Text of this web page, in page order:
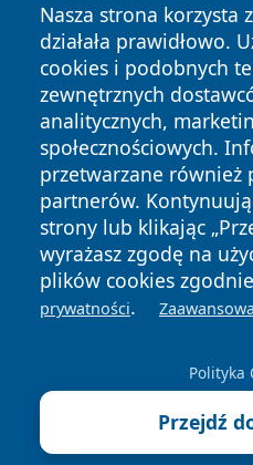
Nasza strona korzysta
działała prawidłowo.
cookies i podobnych
zewnętrznych
analitycznych,
społecznościowych.
przetwarzane również
partnerów.
strony lub klikając
wyrażasz zgodę na
plików cookies
prywatności.
Polityka
Przejdź
Copyright © 2026
zastrzeżone.
News Autorzy
Polityka